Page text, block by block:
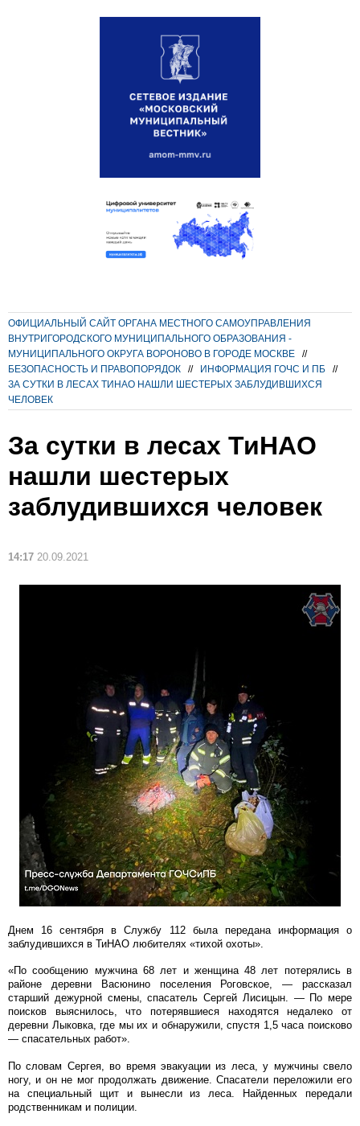
ОФИЦИАЛЬНЫЙ САЙТ ОРГАНА МЕСТНОГО САМОУПРАВЛЕНИЯ
ВНУТРИГОРОДСКОГО МУНИЦИПАЛЬНОГО ОБРАЗОВАНИЯ -
МУНИЦИПАЛЬНОГО ОКРУГА ВОРОНОВО В ГОРОДЕ МОСКВЕ
//
БЕЗОПАСНОСТЬ И ПРАВОПОРЯДОК
// ИНФОРМАЦИЯ ГОЧС И ПБ
//
ЗА СУТКИ В ЛЕСАХ ТИНАО НАШЛИ ШЕСТЕРЫХ ЗАБЛУДИВШИХСЯ
ЧЕЛОВЕК
За сутки в лесах ТиНАО
нашли шестерых
заблудившихся человек
14:17 20.09.2021
Днем 16 сентября в Службу 112 была передана информация о
заблудившихся в ТиНАО любителях «тихой охоты».
«По сообщению мужчина 68 лет и женщина 48 лет потерялись в
районе деревни Васюнино поселения Роговское, — рассказал
старший дежурной смены, спасатель Сергей Лисицын. — По мере
поисков выяснилось, что потерявшиеся находятся недалеко от
деревни Лыковка, где мы их и обнаружили, спустя 1,5 часа поисково
— спасательных работ».
По словам Сергея, во время эвакуации из леса, у мужчины свело
ногу, и он не мог продолжать движение. Спасатели переложили его
на специальный щит и вынесли из леса. Найденных передали
родственникам и полиции.